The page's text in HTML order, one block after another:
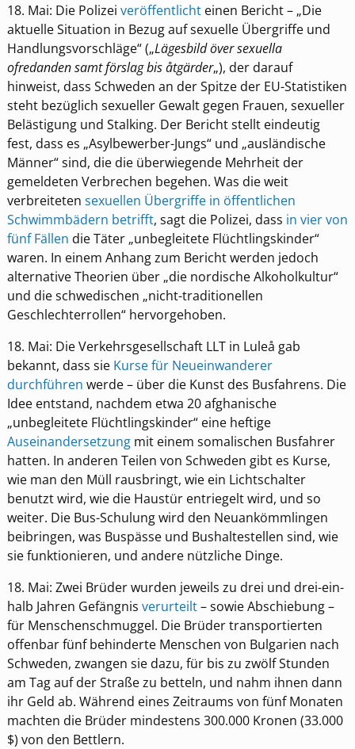
18. Mai: Die Polizei veröffentlichteinen Bericht – „Die
aktuelle Situation in Bezug auf sexuelle Übergriffe und
Handlungsvorschläge“ („Lägesbild över sexuella
ofredanden samt förslag bis åtgärder„), der darauf
hinweist, dass Schweden an der Spitze der EU-Statistiken
steht bezüglich sexueller Gewalt gegen Frauen, sexueller
Belästigung und Stalking. Der Bericht stellt eindeutig
fest, dass es „Asylbewerber-Jungs“ und „ausländische
Männer“ sind, die die überwiegende Mehrheit der
gemeldeten Verbrechen begehen. Was die weit
verbreiteten sexuellen Übergriffe in öffentlichen
Schwimmbädern betrifft, sagt die Polizei, dass in vier von
fünf Fällen die Täter „unbegleitete Flüchtlingskinder“
waren. In einem Anhang zum Bericht werden jedoch
alternative Theorien über „die nordische Alkoholkultur“
und die schwedischen „nicht-traditionellen
Geschlechterrollen“ hervorgehoben.
18. Mai: Die Verkehrsgesellschaft LLT in Luleå gab
bekannt, dass sie Kurse für Neueinwanderer
durchführen werde – über die Kunst des Busfahrens. Die
Idee entstand, nachdem etwa 20 afghanische
„unbegleitete Flüchtlingskinder“ eine heftige
Auseinandersetzungmit einem somalischen Busfahrer
hatten. In anderen Teilen von Schweden gibt es Kurse,
wie man den Müll rausbringt, wie ein Lichtschalter
benutzt wird, wie die Haustür entriegelt wird, und so
weiter. Die Bus-Schulung wird den Neuankömmlingen
beibringen, was Buspässe und Bushaltestellen sind, wie
sie funktionieren, und andere nützliche Dinge.
18. Mai: Zwei Brüder wurden jeweils zu drei und drei-ein-
halb Jahren Gefängnis verurteilt– sowie Abschiebung –
für Menschenschmuggel. Die Brüder transportierten
offenbar fünf behinderte Menschen von Bulgarien nach
Schweden, zwangen sie dazu, für bis zu zwölf Stunden
am Tag auf der Straße zu betteln, und nahm ihnen dann
ihr Geld ab. Während eines Zeitraums von fünf Monaten
machten die Brüder mindestens 300.000 Kronen (33.000
$) von den Bettlern.